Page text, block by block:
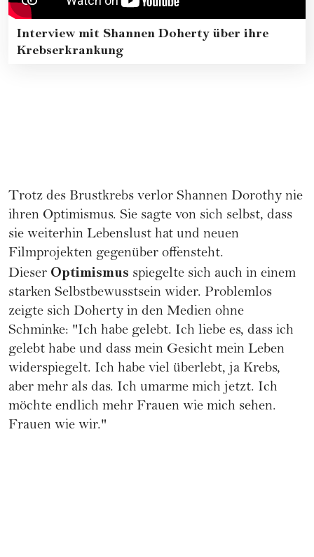
Interview mit Shannen Doherty über ihre
Krebserkrankung
Trotz des Brustkrebs verlor Shannen Dorothy nie
ihren Optimismus. Sie sagte von sich selbst, dass
sie weiterhin Lebenslust hat und neuen
Filmprojekten gegenüber offensteht.
Dieser Optimismus spiegelte sich auch in einem
starken Selbstbewusstsein wider. Problemlos
zeigte sich Doherty in den Medien ohne
Schminke: "Ich habe gelebt. Ich liebe es, dass ich
gelebt habe und dass mein Gesicht mein Leben
widerspiegelt. Ich habe viel überlebt, ja Krebs,
aber mehr als das. Ich umarme mich jetzt. Ich
möchte endlich mehr Frauen wie mich sehen.
Frauen wie wir."